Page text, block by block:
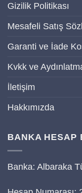
Gizilik Politikası
Mesafeli Satış
Garanti ve İade
Kvkk ve
İletişim
Hakkımızda
BANKA HESAP
Banka: Albaraka